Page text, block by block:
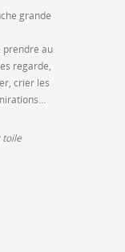
grande
prendre au
regarde,
crier les
toile